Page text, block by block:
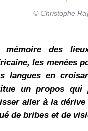
© Christophe
mémoire des
les menées
langues en
un propos qui
aller à la
de bribes et de